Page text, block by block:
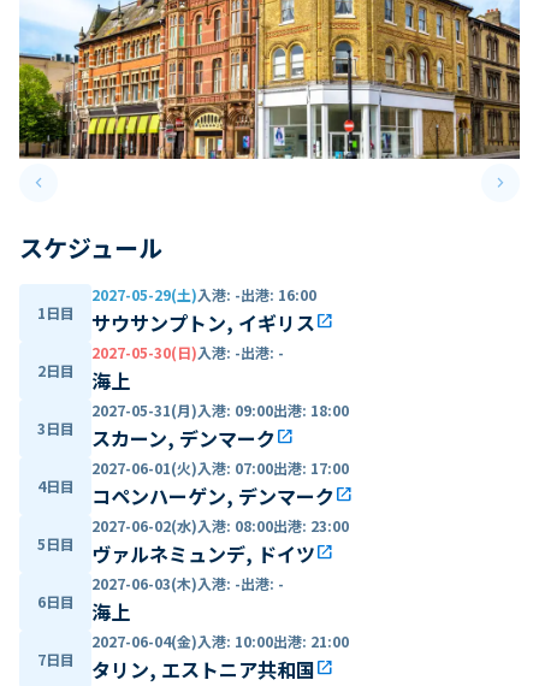
keyboard_arrow_leftPrevious slide keyboard_arrow_right
スケジュール
1日目
2027-05-29(土)入港: -出港: 16:00
サウサンプトン, イギリスopen_in_new
2日目
2027-05-30(日)入港: -出港: -
海上
3日目
2027-05-31(月)入港: 09:00出港: 18:00
スカーン, デンマークopen_in_new
4日目
2027-06-01(火)入港: 07:00出港: 17:00
コペンハーゲン, デンマークopen_in_new
5日目
2027-06-02(水)入港: 08:00出港: 23:00
ヴァルネミュンデ, ドイツopen_in_new
6日目
2027-06-03(木)入港: -出港: -
海上
7日目
2027-06-04(金)入港: 10:00出港: 21:00
タリン, エストニア共和国open_in_new